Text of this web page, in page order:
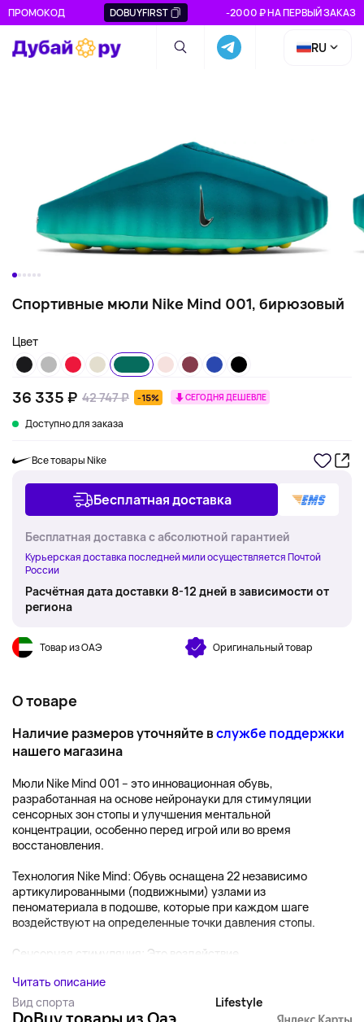
ПРОМОКОД DOBUYFIRST -2000 ₽ НА ПЕРВЫЙ ЗАКАЗ
RU
Спортивные мюли Nike Mind 001, бирюзовый
Цвет
36 335 ₽ 42 747 ₽ -15% СЕГОДНЯ ДЕШЕВЛЕ
Доступно для заказа
Все товары Nike
Бесплатная доставка
Бесплатная доставка с абсолютной гарантией
Курьерская доставка последней мили осуществляется Почтой
России
Расчётная дата доставки 8-12 дней в зависимости от
региона
Товар из ОАЭ Оригинальный товар
О товаре
Наличие размеров уточняйте вслужбе поддержки
нашего магазина
Мюли Nike Mind 001 – это инновационная обувь,
разработанная на основе нейронауки для стимуляции
сенсорных зон стопы и улучшения ментальной
концентрации, особенно перед игрой или во время
восстановления.
Технология Nike Mind: Обувь оснащена 22 независимо
артикулированными (подвижными) узлами из
пеноматериала в подошве, которые при каждом шаге
воздействуют на определенные точки давления стопы.
Сенсорная стимуляция: Это воздействие...
Читать описание
Вид спорта
Lifestyle